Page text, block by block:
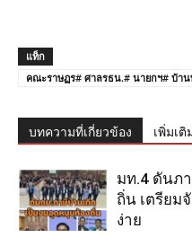
แท็ก
คณะราษฏร# ศาลรธน.# นายกฯ# บ้า
บทความที่เกี่ยวข้อง เพิ่มเ
มท.4 ดันภ
ถิ่น เตรียม
ง่าย